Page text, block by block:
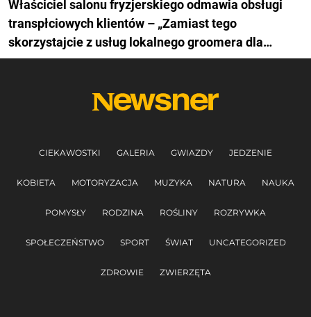
Właściciel salonu fryzjerskiego odmawia obsługi
transpłciowych klientów – „Zamiast tego
skorzystajcie z usług lokalnego groomera dla
zwierząt”
CIEKAWOSTKI GALERIA GWIAZDY JEDZENIE
KOBIETA MOTORYZACJA MUZYKA NATURA NAUKA
POMYSŁY RODZINA ROŚLINY ROZRYWKA
SPOŁECZEŃSTWO SPORT ŚWIAT UNCATEGORIZED
ZDROWIE ZWIERZĘTA